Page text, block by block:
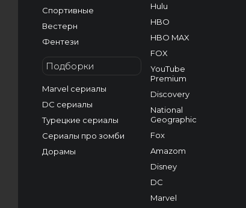
Спортивные
Вестерн
Фентези
Подборки
Marvel сериалы
DC сериалы
Турецкие сериалы
Сериалы про зомби
Дорамы
Hulu
HBO
HBO MAX
FOX
YouTube
Premium
Discovery
National
Geographic
Fox
Amazom
Disney
DC
Marvel